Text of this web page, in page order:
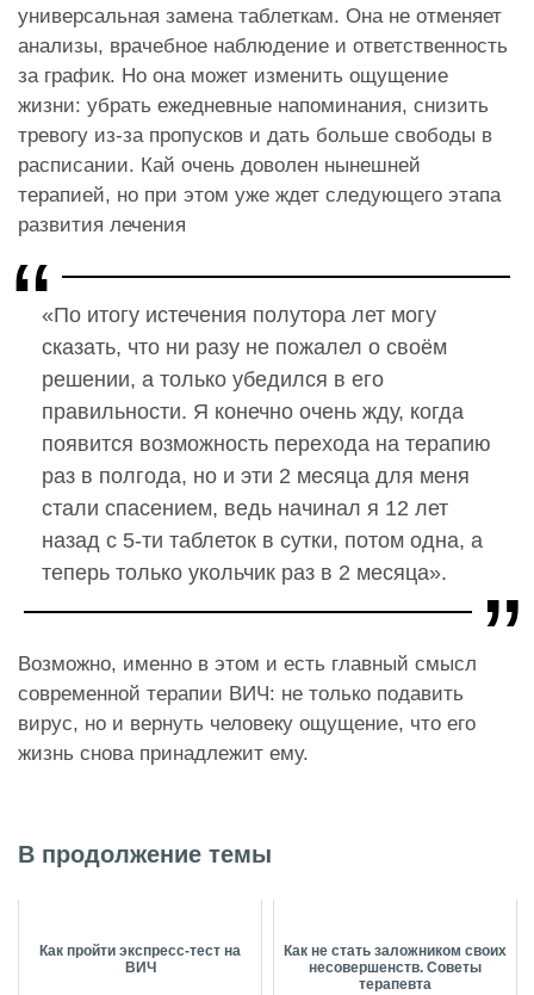
универсальная замена таблеткам. Она не отменяет
анализы, врачебное наблюдение и ответственность
за график. Но она может изменить ощущение
жизни: убрать ежедневные напоминания, снизить
тревогу из-за пропусков и дать больше свободы в
расписании. Кай очень доволен нынешней
терапией, но при этом уже ждет следующего этапа
развития лечения
«По итогу истечения полутора лет могу
сказать, что ни разу не пожалел о своём
решении, а только убедился в его
правильности. Я конечно очень жду, когда
появится возможность перехода на терапию
раз в полгода, но и эти 2 месяца для меня
стали спасением, ведь начинал я 12 лет
назад с 5-ти таблеток в сутки, потом одна, а
теперь только укольчик раз в 2 месяца».
Возможно, именно в этом и есть главный смысл
современной терапии ВИЧ: не только подавить
вирус, но и вернуть человеку ощущение, что его
жизнь снова принадлежит ему.
В продолжение темы
Как пройти экспресс-тест на
ВИЧ
Как не стать заложником своих
несовершенств. Советы
терапевта